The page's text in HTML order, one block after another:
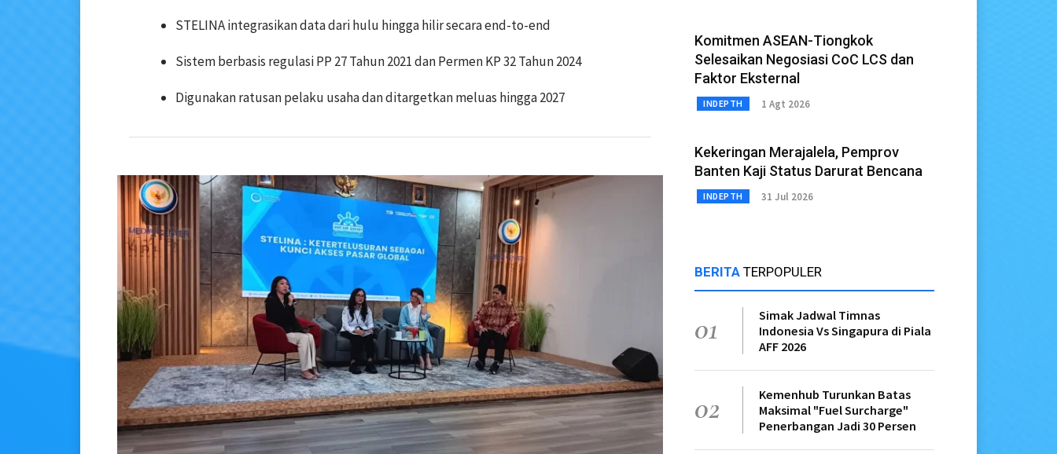
STELINA integrasikan data dari hulu hingga hilir secara end-to-end
Sistem berbasis regulasi PP 27 Tahun 2021 dan Permen KP 32 Tahun 2024
Digunakan ratusan pelaku usaha dan ditargetkan meluas hingga 2027
Komitmen ASEAN-Tiongkok
Selesaikan Negosiasi CoC LCS dan
Faktor Eksternal
INDEPTH 1 Agt 2026
Kekeringan Merajalela, Pemprov
Banten Kaji Status Darurat Bencana
INDEPTH 31 Jul 2026
BERITA TERPOPULER
01
Simak Jadwal Timnas
Indonesia Vs Singapura di Piala
AFF 2026
02
Kemenhub Turunkan Batas
Maksimal "Fuel Surcharge"
Penerbangan Jadi 30 Persen